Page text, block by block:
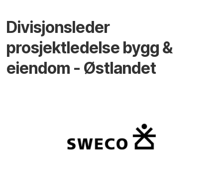
Divisjonsleder
prosjektledelse bygg &
eiendom - Østlandet